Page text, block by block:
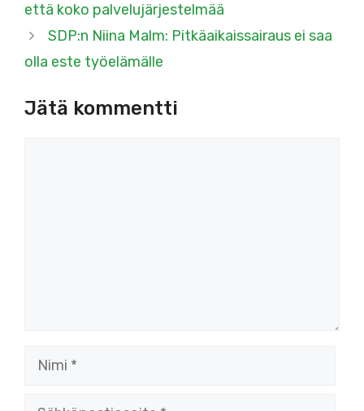
että koko palvelujärjestelmää
SDP:n Niina Malm: Pitkäaikaissairaus ei saa
olla este työelämälle
Jätä kommentti
Nimi
Sähköpostiosoite